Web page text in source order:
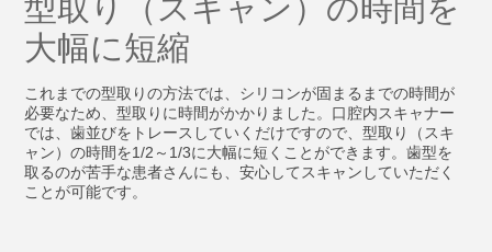
型取り（スキャン）の時間を
大幅に短縮
これまでの型取りの方法では、シリコンが固まるまでの時間が
必要なため、型取りに時間がかかりました。口腔内スキャナー
では、歯並びをトレースしていくだけですので、型取り（スキ
ャン）の時間を1/2～1/3に大幅に短くことができます。歯型を
取るのが苦手な患者さんにも、安心してスキャンしていただく
ことが可能です。